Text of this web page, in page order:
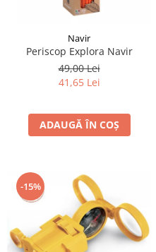
Navir
Periscop Explora Navir
49,00 Lei
41,65 Lei
ADAUGĂ ÎN COȘ
-15%